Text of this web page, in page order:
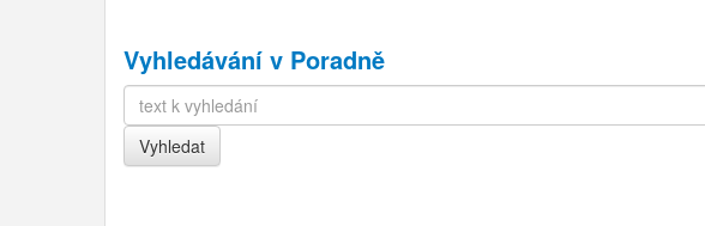
Vyhledávání v Poradně